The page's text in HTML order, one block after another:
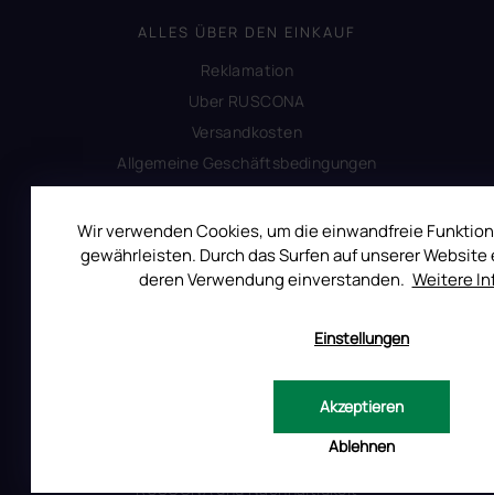
Wir verwenden Cookies, um die einwandfreie
gewährleisten. Durch das Surfen auf unserer Website
deren Verwendung einverstanden. Weitere
Einstellungen
Ablehnen
Akzeptieren
ALLES ÜBER DEN EINKAUF
Reklamation
Uber RUSCONA
Versandkosten
Allgemeine Geschäftsbedingungen
Impressum
Produktsicherheit
INFORMATIONEN FÜR SIE
RUSCONA und Nachhaltigkeit